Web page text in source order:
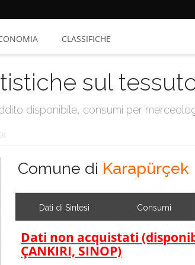
CLASSIFICHE
sul
disponibile, consumi per
Comune di Karapürçek
Dati di Sintesi Consumi
Dati non acquistati
ÇANKIRI, SINOP)